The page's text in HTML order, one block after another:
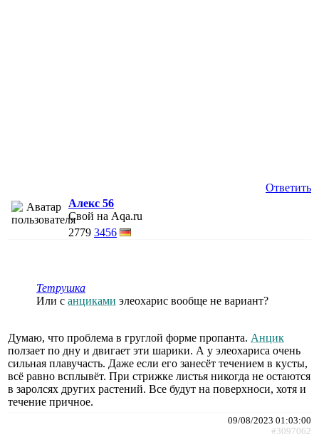
Ответить
Алекс 56
Свой на Aqa.ru
2779 3456
Тетрушка
Или с анциками элеохарис вообще не вариант?
Думаю, что проблема в груглой форме пропанта. Анцик
ползает по дну и двигает эти шарики. А у элеохариса очень
сильная плавучасть. Даже если его занесёт течением в кусты,
всё равно всплывёт. При стрижке листья никогда не остаются
в заролсях других растений. Все будут на поверхноси, хотя и
течение причное.
09/08/2023 01:03:00
#3097062